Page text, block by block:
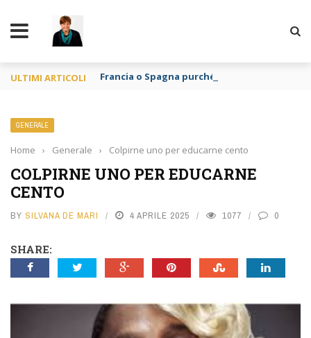
ULTIMI ARTICOLI Francia o Spagna purché si mangi
GENERALE
Home › Generale › Colpirne uno per educarne cento
COLPIRNE UNO PER EDUCARNE
CENTO
BY SILVANA DE MARI 4 APRILE 2025 1077 0
SHARE: